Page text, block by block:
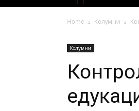
Home Колумни
Колумни